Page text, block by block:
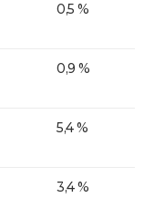
0,5 %
0,9 %
5,4 %
3,4 %